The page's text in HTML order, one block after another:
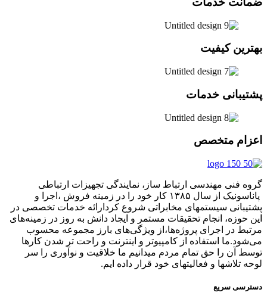
بهترین کیفیت
پشتیبانی خدمات
اعزام متخصص
گروه فنی مهندسی ارتباط ساز، نمایندگی تجهیزات ارتباطی
پاناسونیک از سال ۱۳۸۵ کار خود را در زمینه فروش ،اجرا و
پشتیبانی سیستمهای مخابراتی شروع کردارائه خدمات تخصصی در
این حوزه، انجام تحقیقات مستمر و ایجاد دانش به‌ روز در زمینه‌های
مرتبط در اجرای پروژه‌ها،از ویژگی‌های بارز مجموعه محسوب
می‌شود.ما استفاده از کامپیوتر و اینترنت و راحت تر شدن کارها
توسط آن را حق تمام مردم میدانیم ما خلاقیت و نوآوری را سر
لوحه تلاشها و فعالیتهای خود قرار داده ایم.
دسترسی سریع